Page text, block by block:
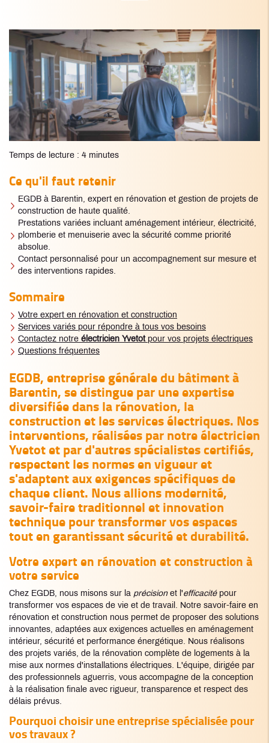
Temps de lecture : 4 minutes
Ce qu'il faut retenir
EGDB à Barentin, expert en rénovation et gestion de projets de
construction de haute qualité.
Prestations variées incluant aménagement intérieur, électricité,
plomberie et menuiserie avec la sécurité comme priorité
absolue.
Contact personnalisé pour un accompagnement sur mesure et
des interventions rapides.
Sommaire
Votre expert en rénovation et construction
Services variés pour répondre à tous vos besoins
Contactez notre électricien Yvetotpour vos projets électriques
Questions fréquentes
EGDB, entreprise générale du bâtiment à
Barentin, se distingue par une expertise
diversifiée dans la rénovation, la
construction et les services électriques. Nos
interventions, réalisées par notreélectricien
Yvetotet par d'autres spécialistes certifiés,
respectent les normes en vigueur et
s'adaptent aux exigences spécifiques de
chaque client. Nous allions modernité,
savoir-faire traditionnel et innovation
technique pour transformer vos espaces
tout en garantissant sécurité et durabilité.
Votre expert en rénovation et construction à
votre service
Chez EGDB, nous misons sur la précisionet l'efficacitépour
transformer vos espaces de vie et de travail. Notre savoir-faire en
rénovation et construction nous permet de proposer des solutions
innovantes, adaptées aux exigences actuelles en aménagement
intérieur, sécurité et performance énergétique. Nous réalisons
des projets variés, de la rénovation complète de logements à la
mise aux normes d'installations électriques. L'équipe, dirigée par
des professionnels aguerris, vous accompagne de la conception
à la réalisation finale avec rigueur, transparence et respect des
délais prévus.
Pourquoi choisir une entreprise spécialisée pour
vos travaux ?